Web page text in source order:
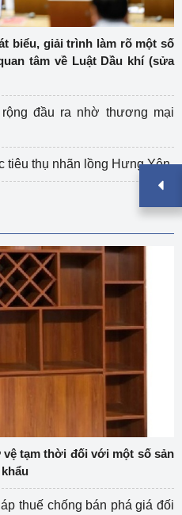
biểu, giải trình làm rõ một số
tâm về Luật Dầu khí (sửa
đầu ra nhờ thương mại
tiêu thụ nhãn lồng Hưng Yên
vệ tạm thời đối với một số sản
thuế chống bán phá giá đối